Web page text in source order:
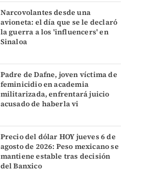
Narcovolantes desde una
avioneta: el día que se le declaró
la guerra a los 'influencers' en
Sinaloa
Padre de Dafne, joven víctima de
feminicidio en academia
militarizada, enfrentará juicio
acusado de haberla vi
Precio del dólar HOY jueves 6 de
agosto de 2026: Peso mexicano se
mantiene estable tras decisión
del Banxico